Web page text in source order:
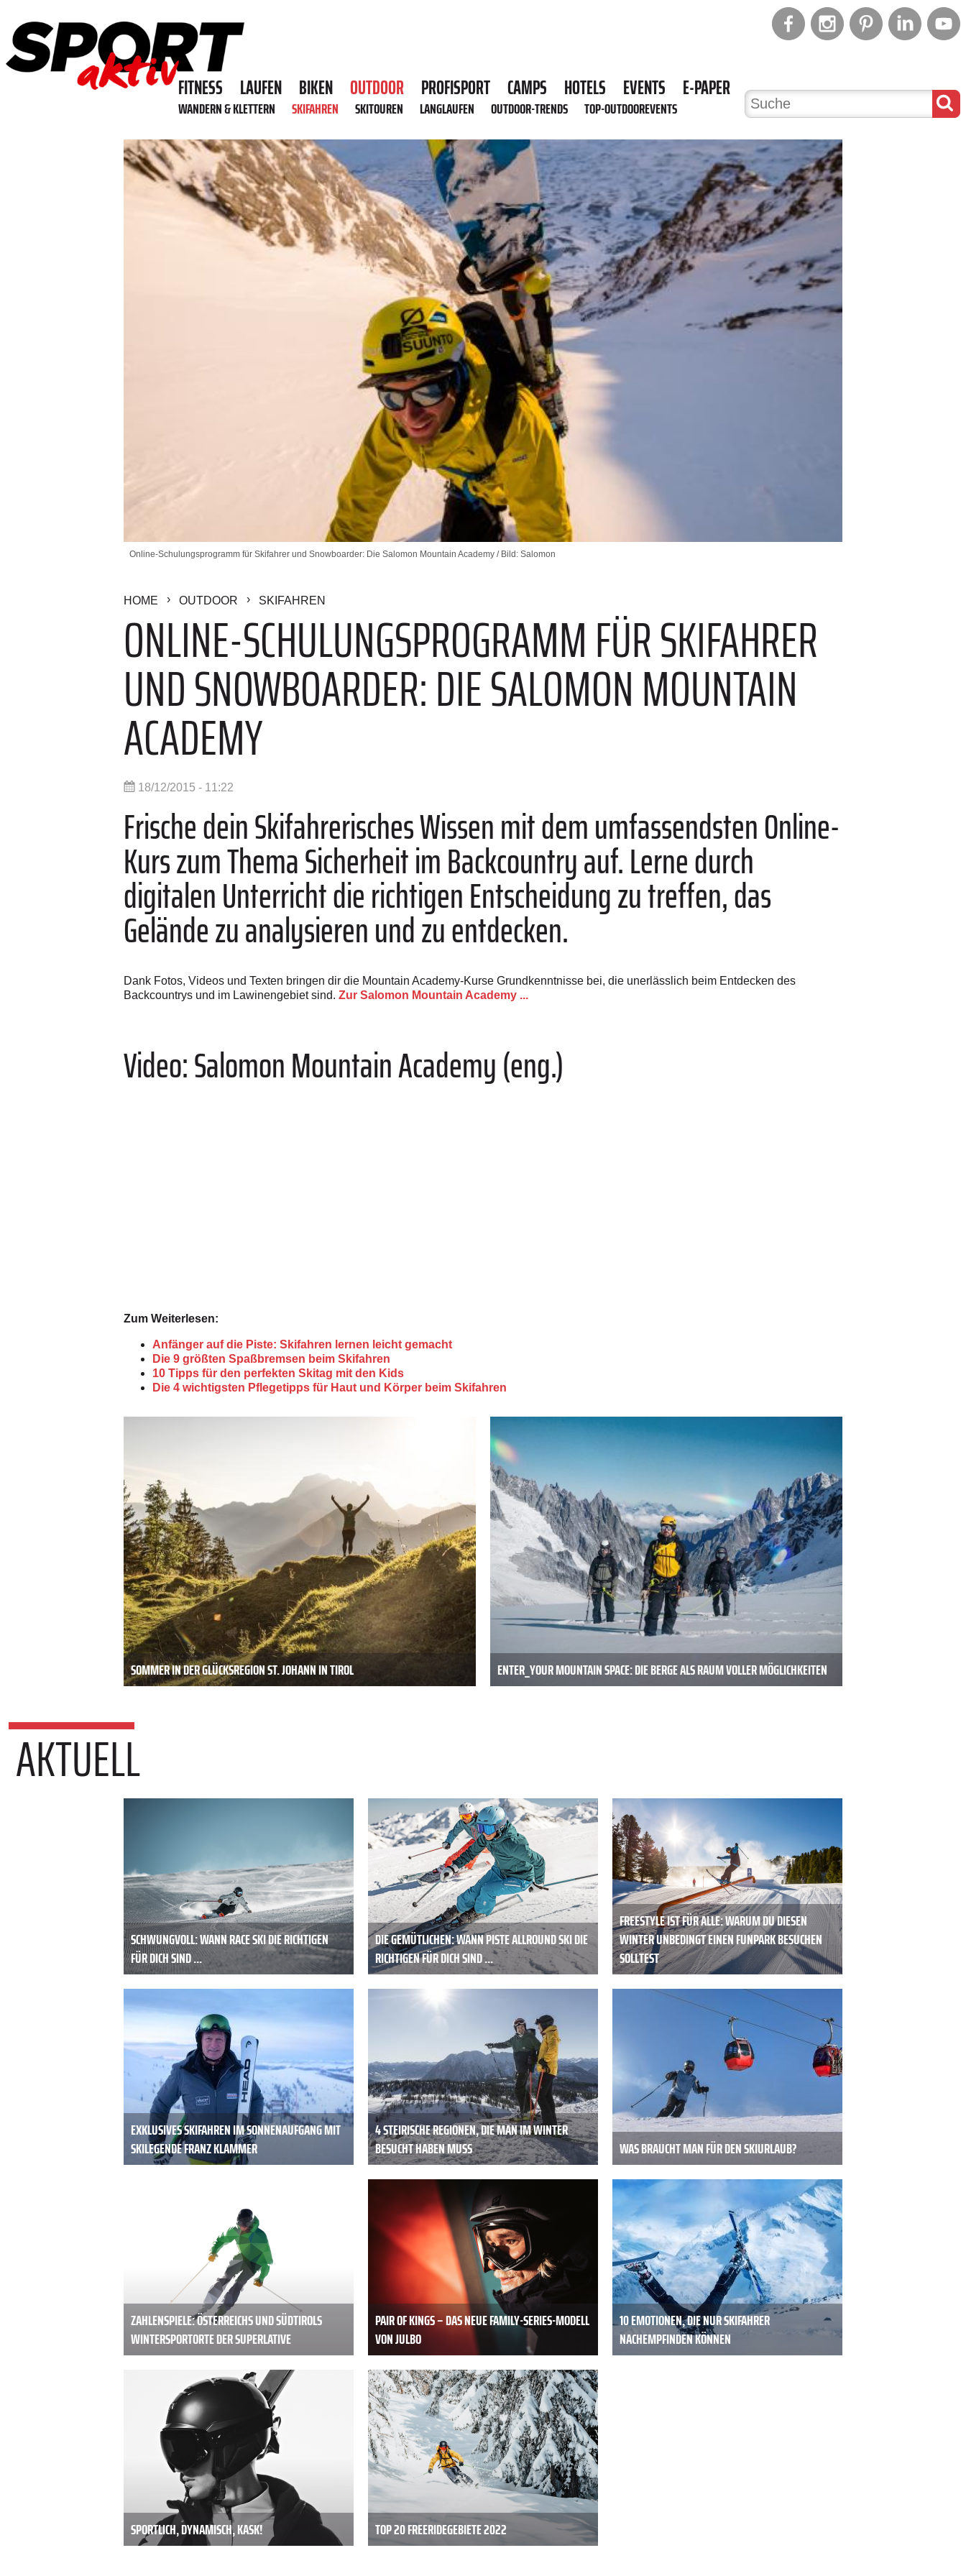
FITNESS LAUFEN BIKEN OUTDOOR PROFISPORT CAMPS HOTELS EVENTS E-PAPER
WANDERN & KLETTERN SKIFAHREN SKITOUREN LANGLAUFEN OUTDOOR-TRENDS TOP-OUTDOOREVENTS
Online-Schulungsprogramm für Skifahrer und Snowboarder: Die Salomon Mountain Academy / Bild: Salomon
HOME OUTDOOR SKIFAHREN
ONLINE-SCHULUNGSPROGRAMM FÜR SKIFAHRER
UND SNOWBOARDER: DIE SALOMON MOUNTAIN
ACADEMY
18/12/2015 - 11:22
Frische dein Skifahrerisches Wissen mit dem umfassendsten Online-
Kurs zum Thema Sicherheit im Backcountry auf. Lerne durch
digitalen Unterricht die richtigen Entscheidung zu treffen, das
Gelände zu analysieren und zu entdecken.
Dank Fotos, Videos und Texten bringen dir die Mountain Academy-Kurse Grundkenntnisse bei, die unerlässlich beim Entdecken des
Backcountrys und im Lawinengebiet sind. Zur Salomon Mountain Academy ...
Video: Salomon Mountain Academy (eng.)
Zum Weiterlesen:
Anfänger auf die Piste: Skifahren lernen leicht gemacht
Die 9 größten Spaßbremsen beim Skifahren
10 Tipps für den perfekten Skitag mit den Kids
Die 4 wichtigsten Pflegetipps für Haut und Körper beim Skifahren
SOMMER IN DER GLÜCKSREGION ST. JOHANN IN TIROL ENTER_YOUR MOUNTAIN SPACE: DIE BERGE ALS RAUM VOLLER MÖGLICHKEITEN
AKTUELL
SCHWUNGVOLL: WANN RACE SKI DIE RICHTIGEN
FÜR DICH SIND ...
DIE GEMÜTLICHEN: WANN PISTE ALLROUND SKI DIE
RICHTIGEN FÜR DICH SIND ...
FREESTYLE IST FÜR ALLE: WARUM DU DIESEN
WINTER UNBEDINGT EINEN FUNPARK BESUCHEN
SOLLTEST
EXKLUSIVES SKIFAHREN IM SONNENAUFGANG MIT
SKILEGENDE FRANZ KLAMMER
4 STEIRISCHE REGIONEN, DIE MAN IM WINTER
BESUCHT HABEN MUSS
WAS BRAUCHT MAN FÜR DEN SKIURLAUB?
ZAHLENSPIELE: ÖSTERREICHS UND SÜDTIROLS
WINTERSPORTORTE DER SUPERLATIVE
PAIR OF KINGS – DAS NEUE FAMILY-SERIES-MODELL
VON JULBO
10 EMOTIONEN, DIE NUR SKIFAHRER
NACHEMPFINDEN KÖNNEN
SPORTLICH, DYNAMISCH, KASK! TOP 20 FREERIDEGEBIETE 2022